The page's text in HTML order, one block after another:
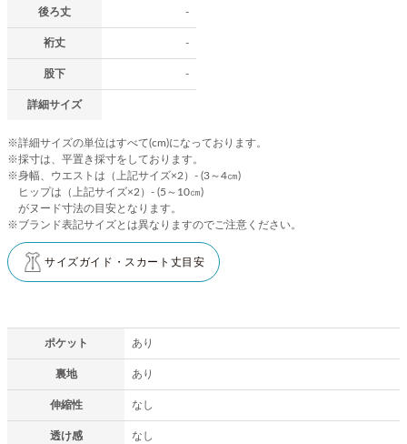
後ろ丈 -
裄丈 -
股下 -
詳細サイズ
※詳細サイズの単位はすべて(cm)になっております。
※採寸は、平置き採寸をしております。
※身幅、ウエストは（上記サイズ×2）- (3～4㎝)
ヒップは（上記サイズ×2）- (5～10㎝)
がヌード寸法の目安となります。
※ブランド表記サイズとは異なりますのでご注意ください。
サイズガイド・スカート丈目安
ポケット あり
裏地 あり
伸縮性 なし
透け感 なし